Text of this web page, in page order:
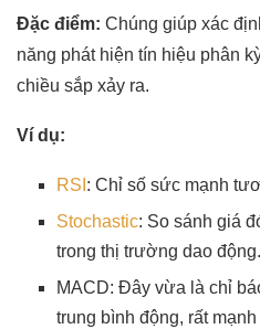
Đặc điểm: Chúng giúp xác
năng phát hiện tín hiệu phân
chiều sắp xảy ra.
Ví dụ:
RSI : Chỉ số sức mạnh
Stochastic: So sánh giá
trong thị trường dao động.
MACD: Đây vừa là chỉ
trung bình động, rất